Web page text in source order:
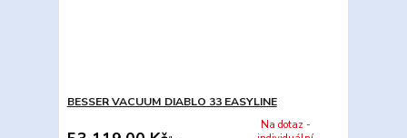
BESSER VACUUM DIABLO 33 EASYLINE
Na dotaz -